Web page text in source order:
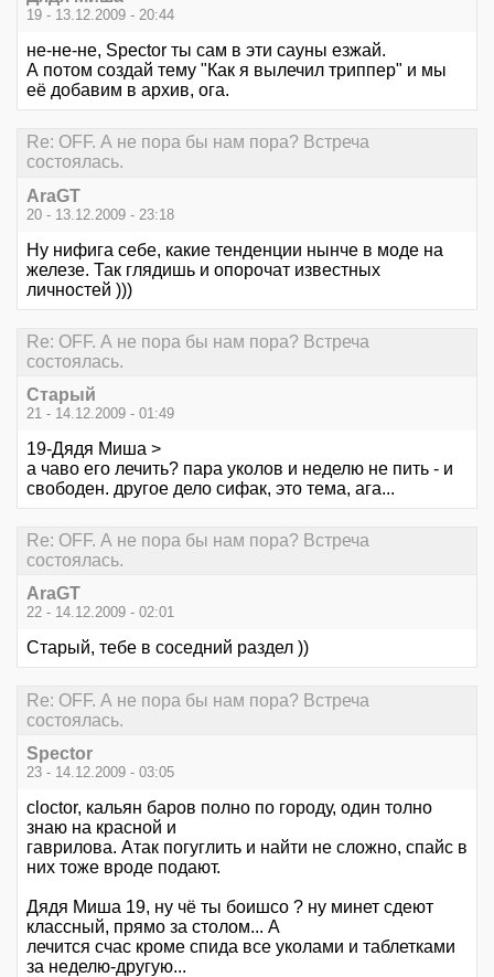
19 - 13.12.2009 - 20:44
не-не-не, Spector ты сам в эти сауны езжай.
А потом создай тему "Как я вылечил триппер" и мы
её добавим в архив, ога.
Re: OFF. А не пора бы нам пора? Встреча
состоялась.
AraGT
20 - 13.12.2009 - 23:18
Ну нифига себе, какие тенденции нынче в моде на
железе. Так глядишь и опорочат известных
личностей )))
Re: OFF. А не пора бы нам пора? Встреча
состоялась.
Старый
21 - 14.12.2009 - 01:49
19-Дядя Миша >
а чаво его лечить? пара уколов и неделю не пить - и
свободен. другое дело сифак, это тема, ага...
Re: OFF. А не пора бы нам пора? Встреча
состоялась.
AraGT
22 - 14.12.2009 - 02:01
Старый, тебе в соседний раздел ))
Re: OFF. А не пора бы нам пора? Встреча
состоялась.
Spector
23 - 14.12.2009 - 03:05
cloctor, кальян баров полно по городу, один толно
знаю на красной и
гаврилова. Атак погуглить и найти не сложно, спайс в
них тоже вроде подают.
Дядя Миша 19, ну чё ты боишсо ? ну минет сдеют
классный, прямо за столом... А
лечится счас кроме спида все уколами и таблетками
за неделю-другую...